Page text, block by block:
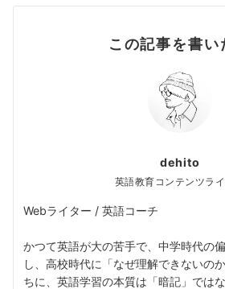
この記事を書い
dehito
英語教育コンテンツラ
Webライター / 英語コーチ
かつて英語が大の苦手で、中学時代の
し、高校時代に「なぜ理解できないの
ちに、英語学習の本質は「暗記」では